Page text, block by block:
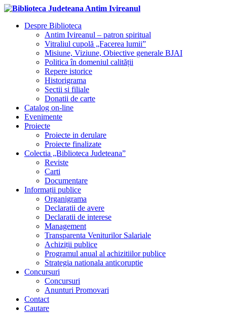
Despre Biblioteca
Antim Ivireanul – patron spiritual
Vitraliul cupolă „Facerea lumii”
Misiune, Viziune, Obiective generale BJAI
Politica în domeniul calității
Repere istorice
Historigrama
Sectii si filiale
Donatii de carte
Catalog on-line
Evenimente
Proiecte
Proiecte in derulare
Proiecte finalizate
Colectia „Biblioteca Judeteana”
Reviste
Carti
Documentare
Informații publice
Organigrama
Declaratii de avere
Declaratii de interese
Management
Transparenta Veniturilor Salariale
Achiziții publice
Programul anual al achizitiilor publice
Strategia nationala anticoruptie
Concursuri
Concursuri
Anunturi Promovari
Contact
Cautare